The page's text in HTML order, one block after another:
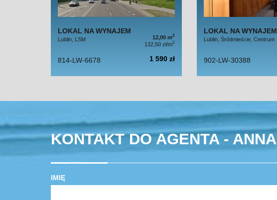
LOKAL NA WYNAJEM
Lublin, LSM 12,00 m2
132,50 zł/m2
814-LW-6678 1 590 zł
LOKAL NA WYNAJEM
Lublin, Śródmieście, Centrum
902-LW-30388
KONTAKT DO AGENTA - ANNA
IMIĘ